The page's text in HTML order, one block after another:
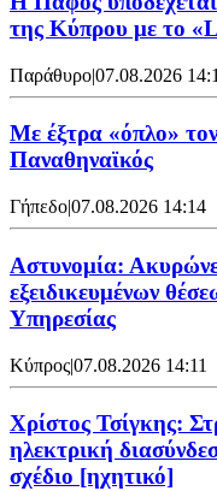
της Κύπρου με το
Παράθυρο|07.08.2026
Mε έξτρα «όπλο»
Παναθηναϊκός
Γήπεδο|07.08.2026 14:14
Αστυνομία:
εξειδικευμένων
Υπηρεσίας
Κύπρος|07.08.2026 14:11
Χρίστος Τσίγκης:
ηλεκτρική
σχέδιο [ηχητικό]